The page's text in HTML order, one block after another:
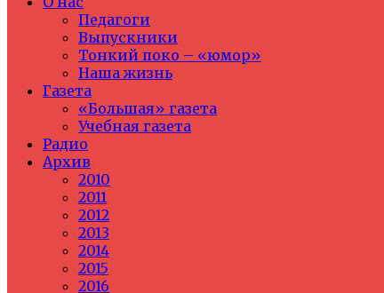
Педагоги
Выпускники
Тонкий поко – «юмор»
Наша жизнь
Газета
«Большая» газета
Учебная газета
Радио
Архив
2010
2011
2012
2013
2014
2015
2016